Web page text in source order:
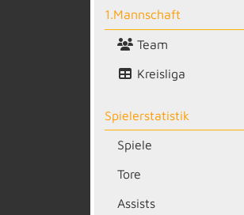
1.Mannschaft
Team
Kreisliga
Spielerstatistik
Spiele
Tore
Assists